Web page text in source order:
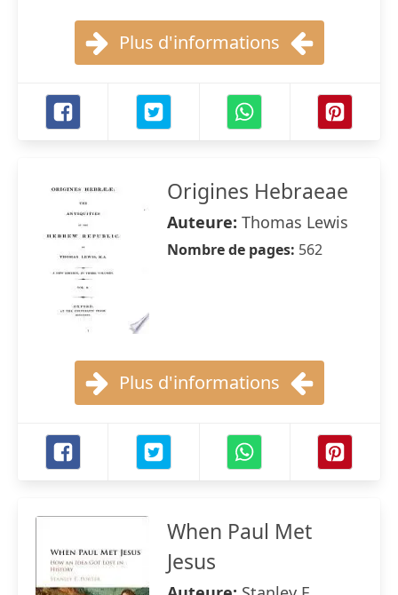
Plus d'informations
Origines Hebraeae
Auteure: Thomas Lewis
Nombre de pages: 562
Plus d'informations
When Paul Met
Jesus